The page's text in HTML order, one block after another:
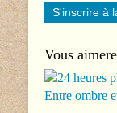
S'inscrire à
Vous